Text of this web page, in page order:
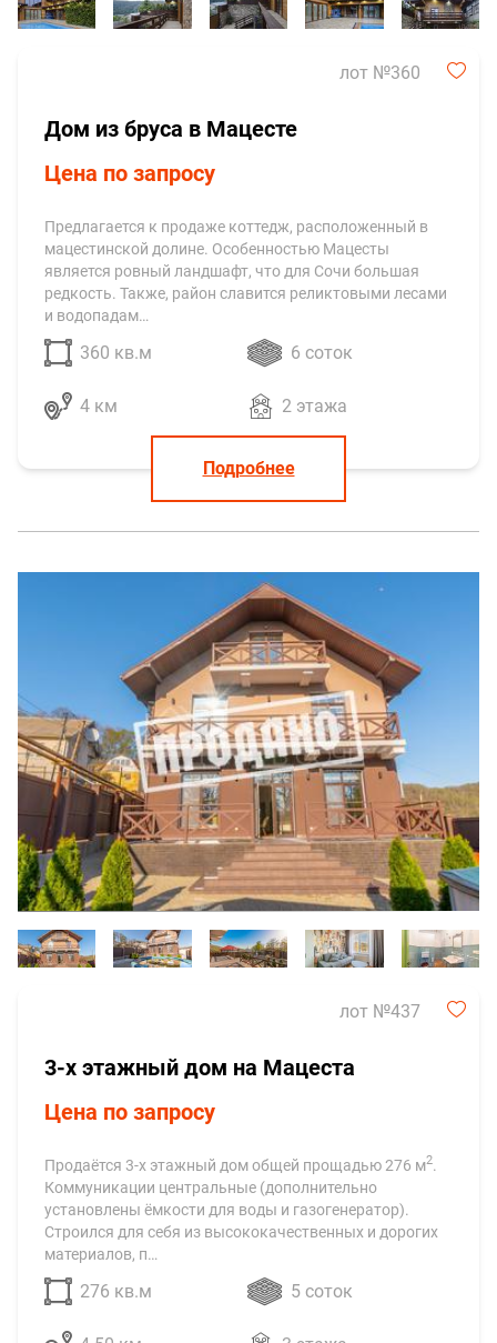
лот №360
Дом из бруса в Мацесте
Цена по запросу
Предлагается к продаже коттедж, расположенный в
мацестинской долине. Особенностью Мацесты
является ровный ландшафт, что для Сочи большая
редкость. Также, район славится реликтовыми лесами
и водопадам…
360 кв.м 6 соток
4 км 2 этажа
Подробнее
лот №437
3-х этажный дом на Мацеста
Цена по запросу
Продаётся 3-х этажный дом общей прощадью 276 м2.
Коммуникации центральные (дополнительно
установлены ёмкости для воды и газогенератор).
Строился для себя из высококачественных и дорогих
материалов, п…
276 кв.м 5 соток